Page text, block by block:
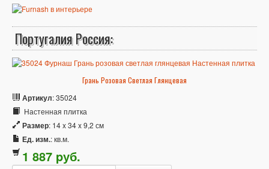
Португалия Россия:
Грань Розовая Светлая Глянцевая
Артикул: 35024
Настенная плитка
Размер: 14 x 34 x 9,2 см
Ед. изм.: кв.м.
1 887 pуб.